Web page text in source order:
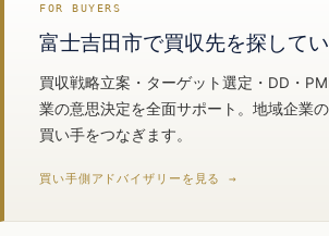
FOR BUYERS
富士吉田市で買収先を探して
買収戦略立案・ターゲット選定・DD・
業の意思決定を全面サポート。地域企業
買い手をつなぎます。
買い手側アドバイザリーを見る →